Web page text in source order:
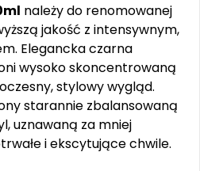
należy do renomowanej
jakość z intensywnym,
Elegancka czarna
wysoko skoncentrowaną
stylowy wygląd.
starannie zbalansowaną
uznawaną za mniej
i ekscytujące chwile.